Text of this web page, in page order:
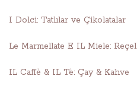
I Dolci: Tatlılar ve Çikolatalar
Le Marmellate E IL Miele:
IL Caffè & IL Tè: Çay & Kahve